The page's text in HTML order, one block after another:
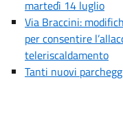
martedì 14 luglio
Via Braccini:
per consentire
teleriscaldamento
Tanti nuovi